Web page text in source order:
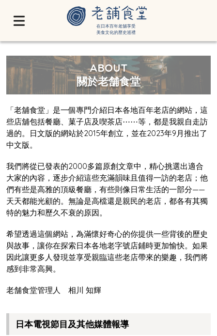
在日本百年老舖享受
美食文化的歷史巡禮
ABOUT
關於老舗食堂
「老舖食堂」是一個專門介紹日本各地百年老店的網站，這
些店舖包括餐廳、菓子店及喫茶店⋯⋯等，都是我親自走訪
過的。日文版的網站於2015年創立，並在2023年9月推出了
中文版。
我們將從已發表的2000多篇原創文章中，精心挑選出適合
大家的內容，逐步介紹這些充滿韻味且值得一訪的老店；他
們有些是高雅的頂級餐廳，有些則像日常生活的一部分——
天天都能光顧的。無論是高檔還是親民的老店，都各有其獨
特的魅力和歷久不衰的原因。
希望透過這個網站，為滿懷好奇心的你提供一些背後的歷史
與故事，讓你在探索日本各地老字號店鋪時更加愉快。如果
因此讓更多人發現並享受親臨這些老店帶來的樂趣，我們將
感到非常高興。
老舗食堂管理人 相川 知輝
日本電視節目及其他媒體報導